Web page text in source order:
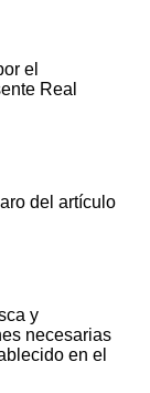
el
Real
del artículo
y
necesarias
en el